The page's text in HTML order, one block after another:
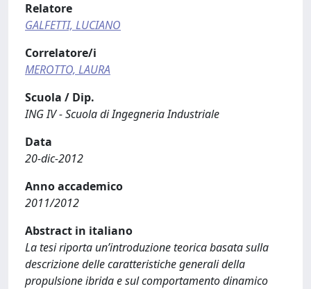
Relatore
GALFETTI, LUCIANO
Correlatore/i
MEROTTO, LAURA
Scuola / Dip.
ING IV - Scuola di Ingegneria Industriale
Data
20-dic-2012
Anno accademico
2011/2012
Abstract in italiano
La tesi riporta un’introduzione teorica basata sulla
descrizione delle caratteristiche generali della
propulsione ibrida e sul comportamento dinamico